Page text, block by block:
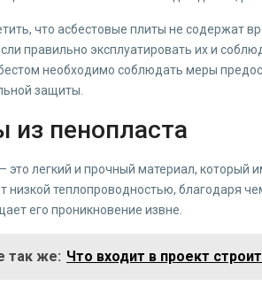
что асбестовые плиты не содержат
правильно эксплуатировать их и
необходимо соблюдать меры
защиты.
из пенопласта
это легкий и прочный материал, который
низкой теплопроводностью, благодаря
его проникновение извне.
так же: Что входит в проект